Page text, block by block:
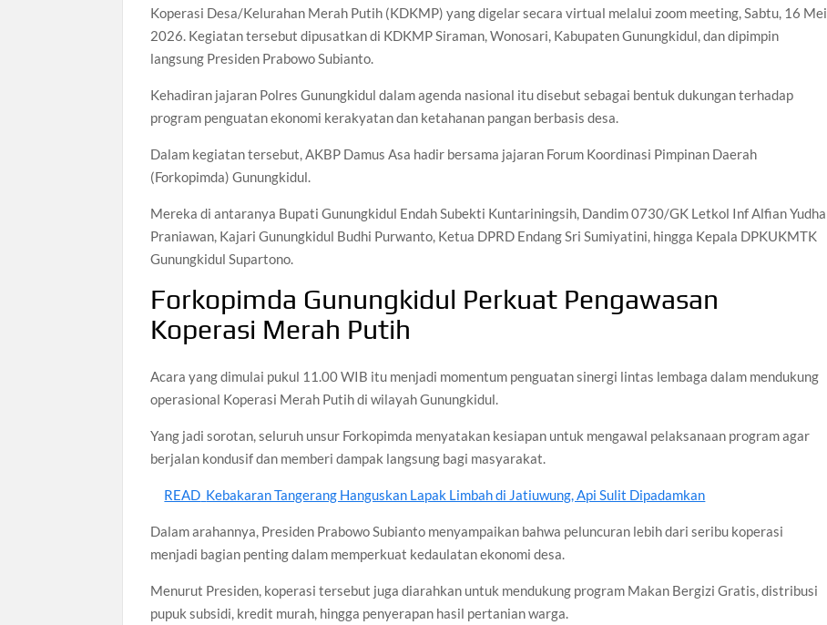
Koperasi Desa/Kelurahan Merah Putih (KDKMP) yang digelar secara virtual melalui zoom meeting, Sabtu, 16 Mei
2026. Kegiatan tersebut dipusatkan di KDKMP Siraman, Wonosari, Kabupaten Gunungkidul, dan dipimpin
langsung Presiden Prabowo Subianto.
Kehadiran jajaran Polres Gunungkidul dalam agenda nasional itu disebut sebagai bentuk dukungan terhadap
program penguatan ekonomi kerakyatan dan ketahanan pangan berbasis desa.
Dalam kegiatan tersebut, AKBP Damus Asa hadir bersama jajaran Forum Koordinasi Pimpinan Daerah
(Forkopimda) Gunungkidul.
Mereka di antaranya Bupati Gunungkidul Endah Subekti Kuntariningsih, Dandim 0730/GK Letkol Inf Alfian Yudha
Praniawan, Kajari Gunungkidul Budhi Purwanto, Ketua DPRD Endang Sri Sumiyatini, hingga Kepala DPKUKMTK
Gunungkidul Supartono.
Forkopimda Gunungkidul Perkuat Pengawasan
Koperasi Merah Putih
Acara yang dimulai pukul 11.00 WIB itu menjadi momentum penguatan sinergi lintas lembaga dalam mendukung
operasional Koperasi Merah Putih di wilayah Gunungkidul.
Yang jadi sorotan, seluruh unsur Forkopimda menyatakan kesiapan untuk mengawal pelaksanaan program agar
berjalan kondusif dan memberi dampak langsung bagi masyarakat.
READ Kebakaran Tangerang Hanguskan Lapak Limbah di Jatiuwung, Api Sulit Dipadamkan
Dalam arahannya, Presiden Prabowo Subianto menyampaikan bahwa peluncuran lebih dari seribu koperasi
menjadi bagian penting dalam memperkuat kedaulatan ekonomi desa.
Menurut Presiden, koperasi tersebut juga diarahkan untuk mendukung program Makan Bergizi Gratis, distribusi
pupuk subsidi, kredit murah, hingga penyerapan hasil pertanian warga.